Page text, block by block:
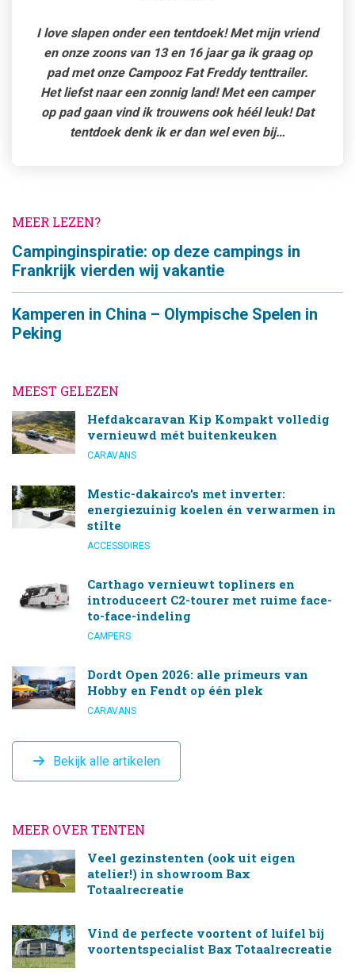
I love slapen onder een tentdoek! Met mijn vriend
en onze zoons van 13 en 16 jaar ga ik graag op
pad met onze Campooz Fat Freddy tenttrailer.
Het liefst naar een zonnig land! Met een camper
op pad gaan vind ik trouwens ook héél leuk! Dat
tentdoek denk ik er dan wel even bij…
MEER LEZEN?
Campinginspiratie: op deze campings in
Frankrijk vierden wij vakantie
Kamperen in China – Olympische Spelen in
Peking
MEEST GELEZEN
Hefdakcaravan Kip Kompakt volledig
vernieuwd mét buitenkeuken
CARAVANS
Mestic-dakairco’s met inverter:
energiezuinig koelen én verwarmen in
stilte
ACCESSOIRES
Carthago vernieuwt topliners en
introduceert C2-tourer met ruime face-
to-face-indeling
CAMPERS
Dordt Open 2026: alle primeurs van
Hobby en Fendt op één plek
CARAVANS
Bekijk alle artikelen
MEER OVER TENTEN
Veel gezinstenten (ook uit eigen
atelier!) in showroom Bax
Totaalrecreatie
Vind de perfecte voortent of luifel bij
voortentspecialist Bax Totaalrecreatie